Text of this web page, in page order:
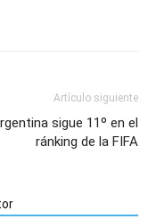
Artículo siguiente
sigue 11º en el
ránking de la FIFA